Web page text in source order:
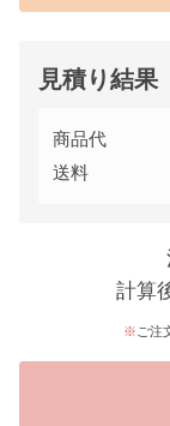
見積り結果
商品代
送料
計算
ご注